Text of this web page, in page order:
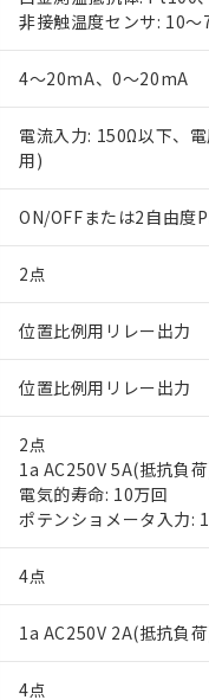
非接触温度センサ: 10
4～20mA、0～20mA
電流入力: 150Ω以下、
用)
ON/OFFまたは2自由度
2点
位置比例用リレー出力
位置比例用リレー出力
2点
1a AC250V 5A(抵抗負
電気的寿命: 10万回
ポテンショメータ入力:
4点
1a AC250V 2A(抵抗負
4点
※1 対応状況
対応済み：EU RoHS
対応予定：EU RoHS指